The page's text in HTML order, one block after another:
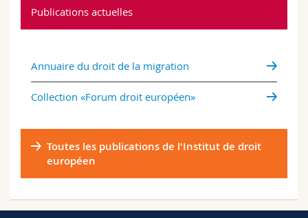
Publications actuelles
Annuaire du droit de la migration
Collection «Forum droit européen»
Toutes les publications de l'Institut de droit
européen